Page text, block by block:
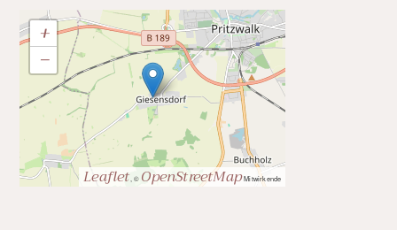
+
−
Leaflet , © OpenStreetMapMitwirkende